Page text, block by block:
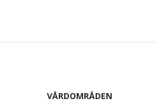
VÅRDOMRÅDEN